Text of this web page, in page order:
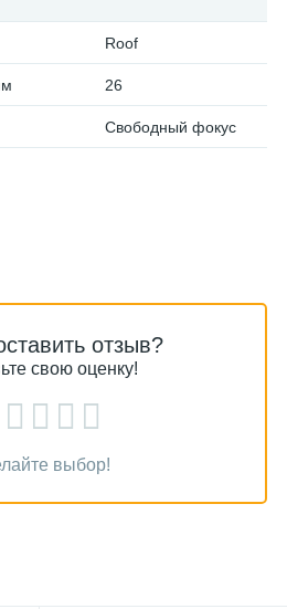
Roof
26
Свободный фокус
отзыв?
свою оценку!
выбор!